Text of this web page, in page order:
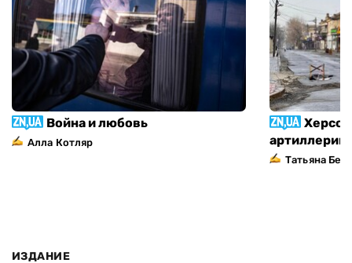
Война и любовь
Алла Котляр
Татьяна
ИЗДАНИЕ